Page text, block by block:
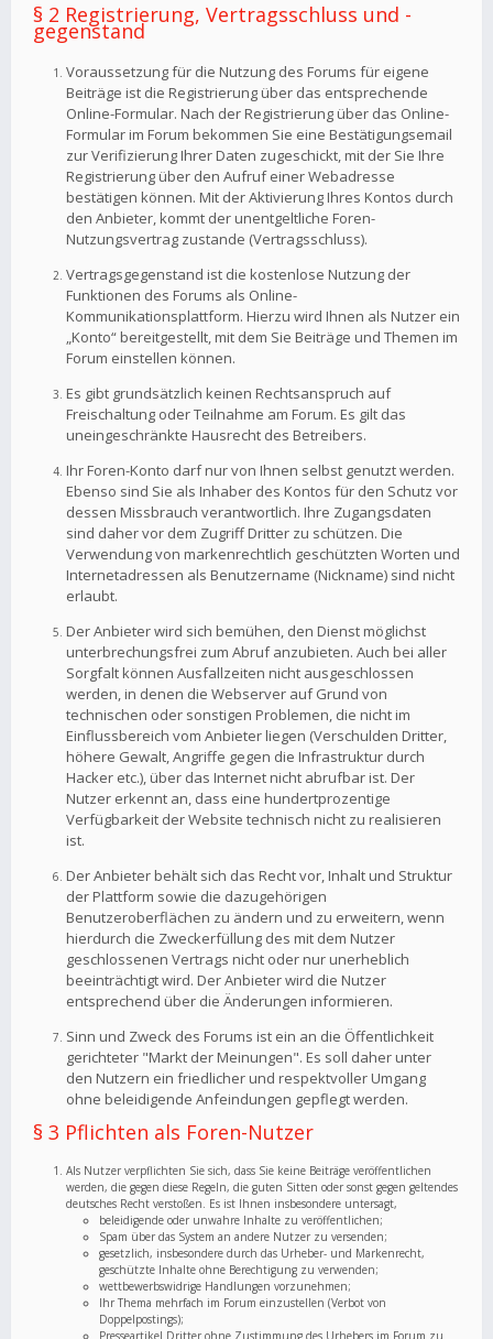
§ 2 Registrierung, Vertragsschluss und -
gegenstand
Voraussetzung für die Nutzung des Forums für eigene
Beiträge ist die Registrierung über das entsprechende
Online-Formular. Nach der Registrierung über das Online-
Formular im Forum bekommen Sie eine Bestätigungsemail
zur Verifizierung Ihrer Daten zugeschickt, mit der Sie Ihre
Registrierung über den Aufruf einer Webadresse
bestätigen können. Mit der Aktivierung Ihres Kontos durch
den Anbieter, kommt der unentgeltliche Foren-
Nutzungsvertrag zustande (Vertragsschluss).
Vertragsgegenstand ist die kostenlose Nutzung der
Funktionen des Forums als Online-
Kommunikationsplattform. Hierzu wird Ihnen als Nutzer ein
„Konto“ bereitgestellt, mit dem Sie Beiträge und Themen im
Forum einstellen können.
Es gibt grundsätzlich keinen Rechtsanspruch auf
Freischaltung oder Teilnahme am Forum. Es gilt das
uneingeschränkte Hausrecht des Betreibers.
Ihr Foren-Konto darf nur von Ihnen selbst genutzt werden.
Ebenso sind Sie als Inhaber des Kontos für den Schutz vor
dessen Missbrauch verantwortlich. Ihre Zugangsdaten
sind daher vor dem Zugriff Dritter zu schützen. Die
Verwendung von markenrechtlich geschützten Worten und
Internetadressen als Benutzername (Nickname) sind nicht
erlaubt.
Der Anbieter wird sich bemühen, den Dienst möglichst
unterbrechungsfrei zum Abruf anzubieten. Auch bei aller
Sorgfalt können Ausfallzeiten nicht ausgeschlossen
werden, in denen die Webserver auf Grund von
technischen oder sonstigen Problemen, die nicht im
Einflussbereich vom Anbieter liegen (Verschulden Dritter,
höhere Gewalt, Angriffe gegen die Infrastruktur durch
Hacker etc.), über das Internet nicht abrufbar ist. Der
Nutzer erkennt an, dass eine hundertprozentige
Verfügbarkeit der Website technisch nicht zu realisieren
ist.
Der Anbieter behält sich das Recht vor, Inhalt und Struktur
der Plattform sowie die dazugehörigen
Benutzeroberflächen zu ändern und zu erweitern, wenn
hierdurch die Zweckerfüllung des mit dem Nutzer
geschlossenen Vertrags nicht oder nur unerheblich
beeinträchtigt wird. Der Anbieter wird die Nutzer
entsprechend über die Änderungen informieren.
Sinn und Zweck des Forums ist ein an die Öffentlichkeit
gerichteter "Markt der Meinungen". Es soll daher unter
den Nutzern ein friedlicher und respektvoller Umgang
ohne beleidigende Anfeindungen gepflegt werden.
§ 3 Pflichten als Foren-Nutzer
Als Nutzer verpflichten Sie sich, dass Sie keine Beiträge veröffentlichen
werden, die gegen diese Regeln, die guten Sitten oder sonst gegen geltendes
deutsches Recht verstoßen. Es ist Ihnen insbesondere untersagt,
beleidigende oder unwahre Inhalte zu veröffentlichen;
Spam über das System an andere Nutzer zu versenden;
gesetzlich, insbesondere durch das Urheber- und Markenrecht,
geschützte Inhalte ohne Berechtigung zu verwenden;
wettbewerbswidrige Handlungen vorzunehmen;
Ihr Thema mehrfach im Forum einzustellen (Verbot von
Doppelpostings);
Presseartikel Dritter ohne Zustimmung des Urhebers im Forum zu